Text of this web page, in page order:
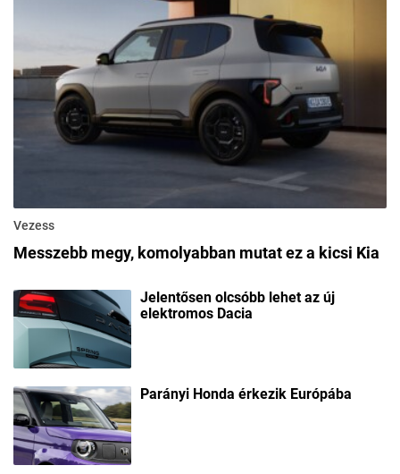
Vezess
Messzebb megy, komolyabban mutat ez a kicsi Kia
Jelentősen olcsóbb lehet az új
elektromos Dacia
Parányi Honda érkezik Európába